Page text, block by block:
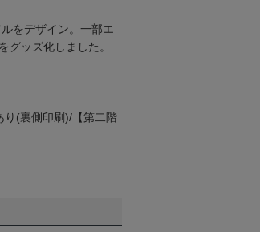
をデザイン。一部エ
グッズ化しました。
り(裏側印刷)/【第二階